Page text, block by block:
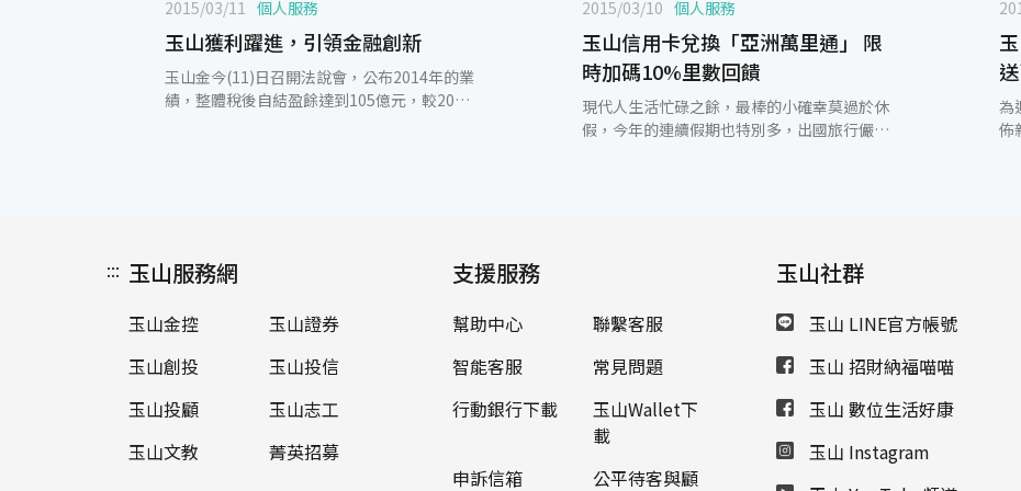
2015/03/11 個人服務
玉山獲利躍進，引領金融創新
玉山金今(11)日召開法說會，公布2014年的業
績，整體稅後自結盈餘達到105億元，較2013
1.5%，玉山到2月已提列超過8成，並預計於3
月份全數提存完成。玉山整體放款成長強勁，
5.5%；在手續費收入方面，財富管理延續
2012~2013年市場第一的高成長率，2014年
財富管理手續費收入成長37.6%。 在資產品質
方面，玉山長期維持優秀的水準，至去年底為
止，逾期放款比率僅0.18%，覆蓋率達
599.3%。在海外布局上，玉山柬埔寨UCB子
行去年在金邊成立威夏蘇、鐵橋頭及五洲等3
2015/03/10 個人服務
玉山信用卡兌換「亞洲萬里通」 限
時加碼10%里數回饋
現代人生活忙碌之餘，最棒的小確幸莫過於休
假，今年的連續假期也特別多，出國旅行儼然
卡消費累積的紅利點數(每25元累積1點)將可
透過「亞洲萬里通」里數兌換包括國泰航空、
港龍航空、日本航空、中國東方等超過20家航
空公司的機票與座艙升等，2015/6/30前持玉
山信用卡即可用6,000點紅利點數兌換「亞洲
萬里通」2,000里數，相當於每3點紅利累積1
里數；若持有玉山世界卡或商務御璽卡，將享
有更優惠的里數兌換，5,000點紅利點數就能
兌換「亞洲萬里通」2,000里數，相當於每2.5
玉
為
佈
::: 玉山服務網
玉山金控
玉山證券
玉山創投
玉山投信
玉山投顧
玉山志工
玉山文教
菁英招募
支援服務
幫助中心
聯繫客服
智能客服
常見問題
行動銀行下載
玉山Wallet下
載
申訴信箱
公平待客與顧
玉山社群
玉山 LINE官方帳號
玉山 招財納福喵喵
玉山 數位生活好康
玉山 Instagram